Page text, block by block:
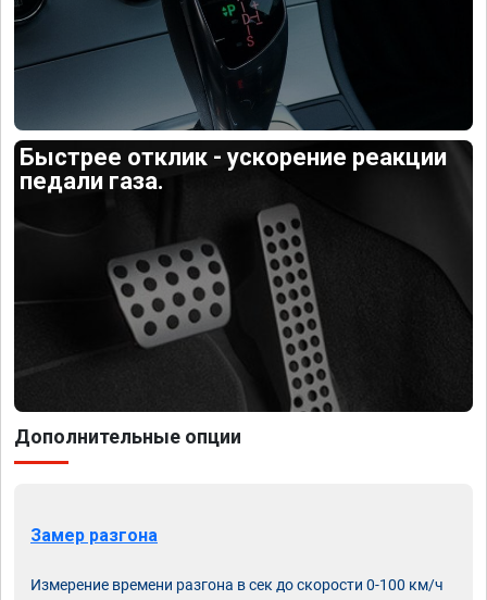
Быстрее отклик - ускорение реакции
педали газа.
Дополнительные опции
Замер разгона
Измерение времени разгона в сек до скорости 0-100 км/ч